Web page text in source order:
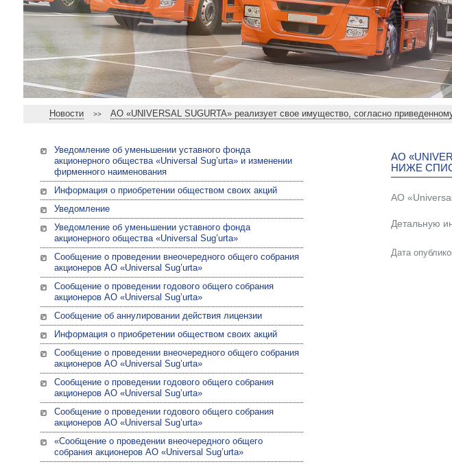
Новости >> АО «UNIVERSAL SUGURTA» реализует свое имущество, согласно
Уведомление об уменьшении уставного фонда
акционерного общества «Universal Sug’urta» и изменении
фирменного наименования
Информация о приобретении обществом своих акций
Уведомление
Уведомление об уменьшении уставного фонда
акционерного общества «Universal Sug’urta»
Сообщение о проведении внеочередного общего собрания
акционеров АО «Universal Sug’urta»
Сообщение о проведении годового общего собрания
акционеров АО «Universal Sug’urta»
Сообщение об аннулировании действия лицензии
Информация о приобретении обществом своих акций
Сообщение о проведении внеочередного общего собрания
акционеров АО «Universal Sug’urta»
Сообщение о проведении годового общего собрания
акционеров АО «Universal Sug’urta»
Сообщение о проведении годового общего собрания
акционеров АО «Universal Sug’urta»
«Сообщение о проведении внеочередного общего
собрания акционеров АО «Universal Sug’urta»
АО
НИЖЕ
АО
Детальную
Дата